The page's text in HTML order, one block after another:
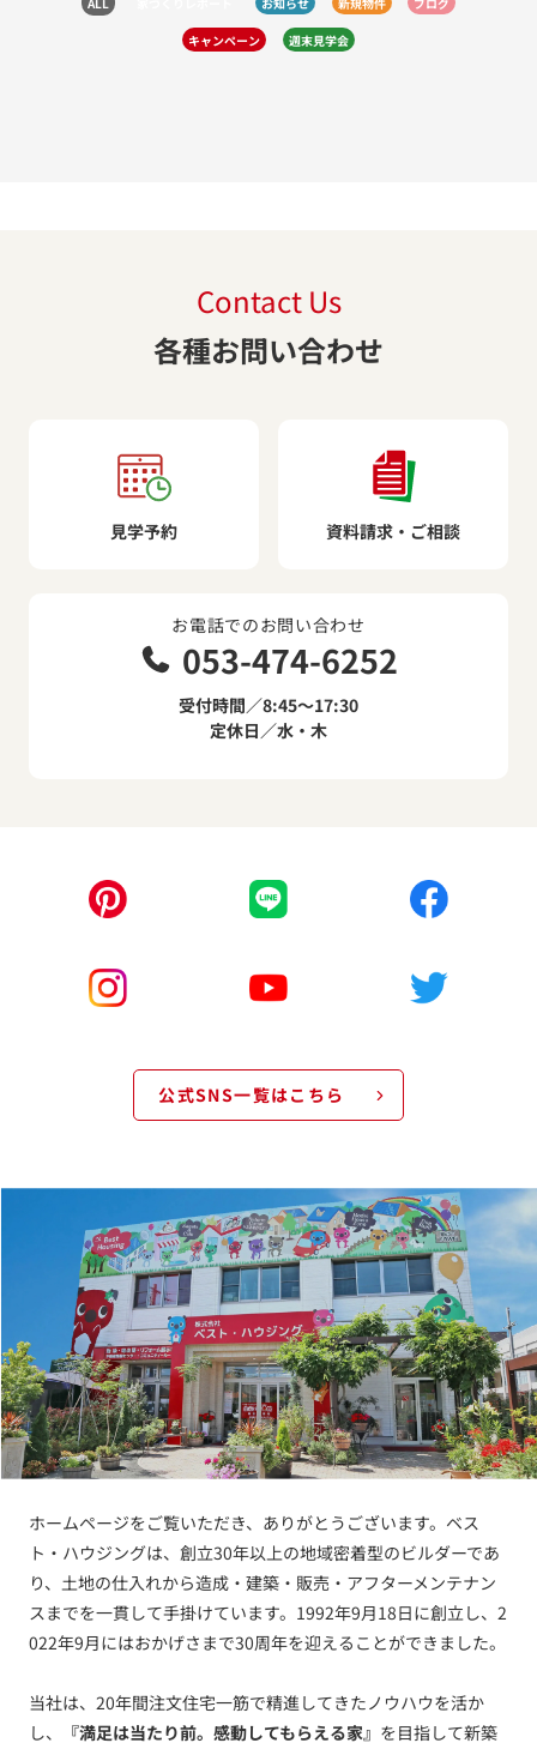
キャンペーン 週末見学会
Contact Us
各種お問い合わせ
見学予約 資料請求・ご相談
お電話でのお問い合わせ
053-474-6252
受付時間／8:45～17:30
定休日／水・木
公式SNS一覧はこちら
ホームページをご覧いただき、ありがとうございます。ベス
ト・ハウジングは、創立30年以上の地域密着型のビルダーであ
り、土地の仕入れから造成・建築・販売・アフターメンテナン
スまでを一貫して手掛けています。1992年9月18日に創立し、2
022年9月にはおかげさまで30周年を迎えることができました。
当社は、20年間注文住宅一筋で精進してきたノウハウを活か
し、
『満足は当たり前。感動してもらえる家』 を目指して新築